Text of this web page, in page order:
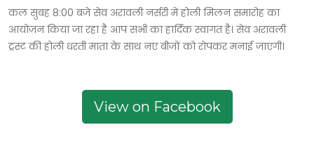
कल सुबह 8:00 बजे सेव अरावली नर्सरी में होली मिलन समारोह का
आयोजन किया जा रहा है आप सभी का हार्दिक स्वागत है। सेव अरावली
ट्रस्ट की होली धरती माता के साथ नए बीजों को रोपकर मनाई जाएगी।
View on Facebook